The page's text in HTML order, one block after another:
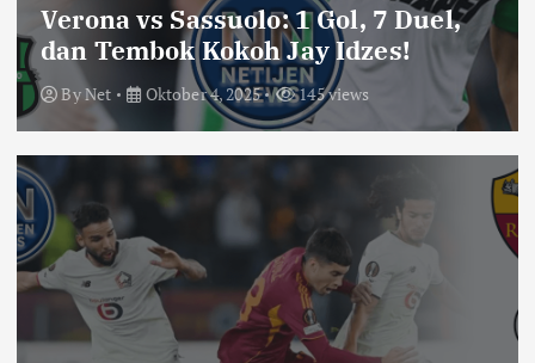
Verona vs Sassuolo: 1 Gol, 7 Duel,
dan Tembok Kokoh Jay Idzes!
ByNet Oktober 4, 2025 145 views